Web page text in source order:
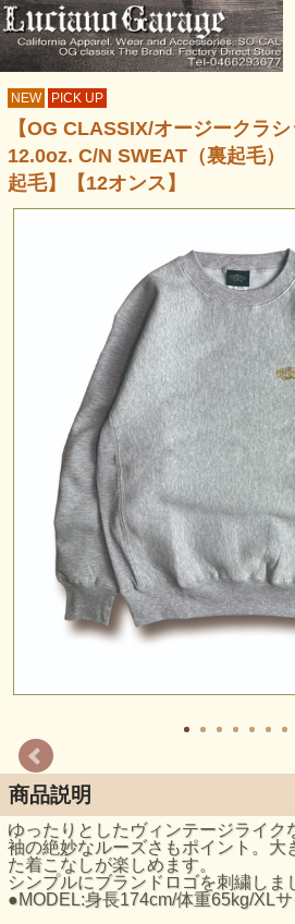
NEW PICK UP
【OG CLASSIX/オージークラ
12.0oz. C/N SWEAT（裏起毛）
起毛】【12オンス】
商品説明
ゆったりとしたヴィンテージライク
袖の絶妙なルーズさもポイント。大
た着こなしが楽しめます。
シンプルにブランドロゴを刺繍しま
●MODEL:身長174cm/体重65kg/XLサ